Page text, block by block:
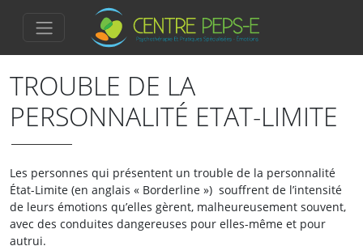
TROUBLE DE LA
PERSONNALITÉ ETAT-LIMITE
Les personnes qui présentent un trouble de la personnalité
État-Limite (en anglais « Borderline ») souffrent de l’intensité
de leurs émotions qu’elles gèrent, malheureusement souvent,
avec des conduites dangereuses pour elles-même et pour
autrui.